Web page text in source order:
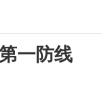
一防线